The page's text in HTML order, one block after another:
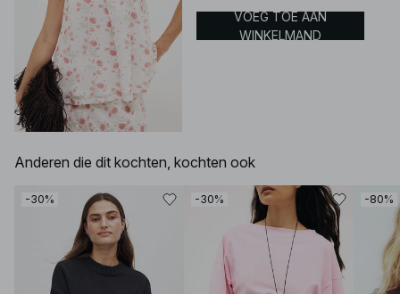
VOEG TOE AAN
WINKELMAND
Anderen die dit kochten, kochten ook
-30% -30% -80%